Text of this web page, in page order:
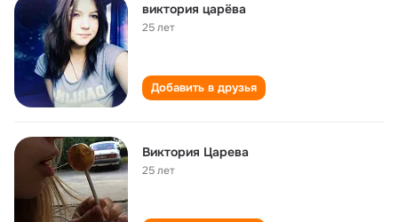
виктория царёва
25 лет
Добавить в друзья
Виктория Царева
25 лет